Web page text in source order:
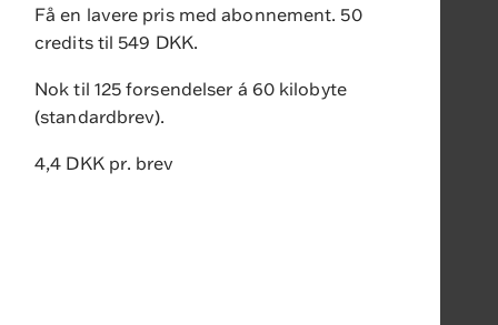
Få en lavere pris med abonnement. 50
credits til 549 DKK.
Nok til 125 forsendelser á 60 kilobyte
(standardbrev).
4,4 DKK pr. brev